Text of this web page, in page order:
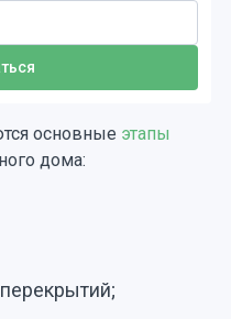
основные этапы
дома: